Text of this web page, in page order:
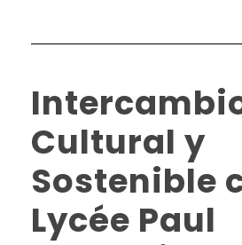
Cultural y
Sostenible
Lycée Paul